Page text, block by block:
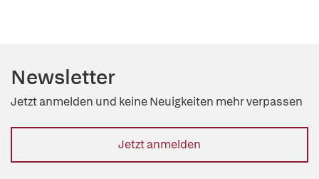
Newsletter
Jetzt anmelden und keine Neuigkeiten mehr verpassen
Jetzt anmelden